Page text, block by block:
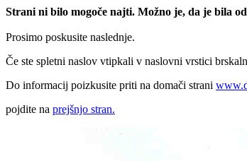
Strani ni bilo mogoče najti. Možno je, da je bila
Prosimo poskusite naslednje.
Če ste spletni naslov vtipkali v naslovni vrstici
Do informacij poizkusite priti na domači strani
pojdite na prejšnjo stran.